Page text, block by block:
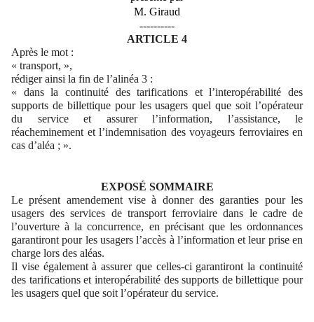
M. Giraud
----------
ARTICLE 4
Après le mot :
« transport, »,
rédiger ainsi la fin de l’alinéa 3 :
« dans la continuité des tarifications et l’interopérabilité des
supports de billettique pour les usagers quel que soit l’opérateur
du service et assurer l’information, l’assistance, le
réacheminement et l’indemnisation des voyageurs ferroviaires en
cas d’aléa ; ».
EXPOSÉ SOMMAIRE
Le présent amendement vise à donner des garanties pour les
usagers des services de transport ferroviaire dans le cadre de
l’ouverture à la concurrence, en précisant que les ordonnances
garantiront pour les usagers l’accès à l’information et leur prise en
charge lors des aléas.
Il vise également à assurer que celles-ci garantiront la continuité
des tarifications et interopérabilité des supports de billettique pour
les usagers quel que soit l’opérateur du service.